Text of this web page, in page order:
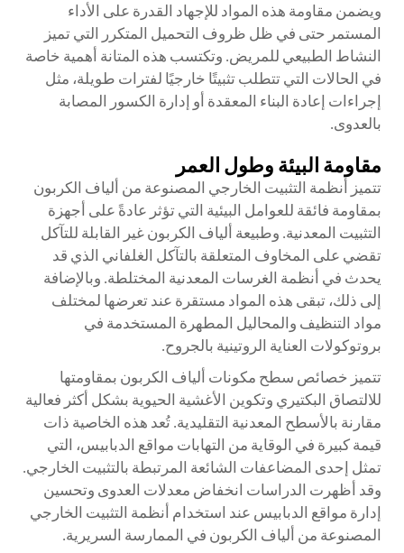
ويضمن مقاومة هذه المواد للإجهاد القدرة على الأداء
المستمر حتى في ظل ظروف التحميل المتكرر التي تميز
النشاط الطبيعي للمريض. وتكتسب هذه المتانة أهمية خاصة
في الحالات التي تتطلب تثبيتًا خارجيًا لفترات طويلة، مثل
إجراءات إعادة البناء المعقدة أو إدارة الكسور المصابة
بالعدوى.
مقاومة البيئة وطول العمر
تتميز أنظمة التثبيت الخارجي المصنوعة من ألياف الكربون
بمقاومة فائقة للعوامل البيئية التي تؤثر عادةً على أجهزة
التثبيت المعدنية. وطبيعة ألياف الكربون غير القابلة للتآكل
تقضي على المخاوف المتعلقة بالتآكل الغلفاني الذي قد
يحدث في أنظمة الغرسات المعدنية المختلطة. وبالإضافة
إلى ذلك، تبقى هذه المواد مستقرة عند تعرضها لمختلف
مواد التنظيف والمحاليل المطهرة المستخدمة في
بروتوكولات العناية الروتينية بالجروح.
تتميز خصائص سطح مكونات ألياف الكربون بمقاومتها
للالتصاق البكتيري وتكوين الأغشية الحيوية بشكل أكثر فعالية
مقارنة بالأسطح المعدنية التقليدية. تُعد هذه الخاصية ذات
قيمة كبيرة في الوقاية من التهابات مواقع الدبابيس، التي
تمثل إحدى المضاعفات الشائعة المرتبطة بالتثبيت الخارجي.
وقد أظهرت الدراسات انخفاض معدلات العدوى وتحسين
إدارة مواقع الدبابيس عند استخدام أنظمة التثبيت الخارجي
المصنوعة من ألياف الكربون في الممارسة السريرية.